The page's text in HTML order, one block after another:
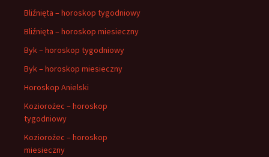
Bliźnięta – horoskop tygodniowy
Bliźnięta – horoskop miesieczny
Byk – horoskop tygodniowy
Byk – horoskop miesieczny
Horoskop Anielski
Koziorożec – horoskop
tygodniowy
Koziorożec – horoskop
miesieczny